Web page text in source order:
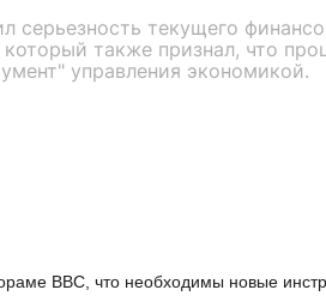
серьезность текущего
также признал, что
управления экономикой.
BBC, что необходимы новые